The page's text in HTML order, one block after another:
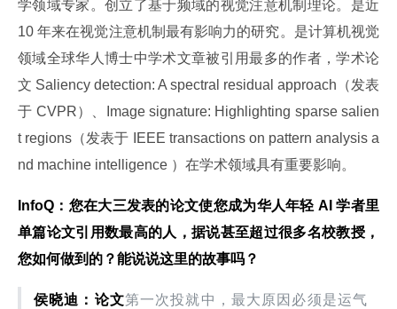
学领域专家。创立了基于频域的视觉注意机制理论。是近
10 年来在视觉注意机制最有影响力的研究。是计算机视觉
领域全球华人博士中学术文章被引用最多的作者，学术论
文 Saliency detection: A spectral residual approach（发表
于 CVPR）、Image signature: Highlighting sparse salien
t regions（发表于 IEEE transactions on pattern analysis a
nd machine intelligence ）在学术领域具有重要影响。
InfoQ：您在大三发表的论文使您成为华人年轻 AI 学者里
单篇论文引用数最高的人，据说甚至超过很多名校教授，
您如何做到的？能说说这里的故事吗？
侯晓迪：论文第一次投就中，最大原因必须是运气